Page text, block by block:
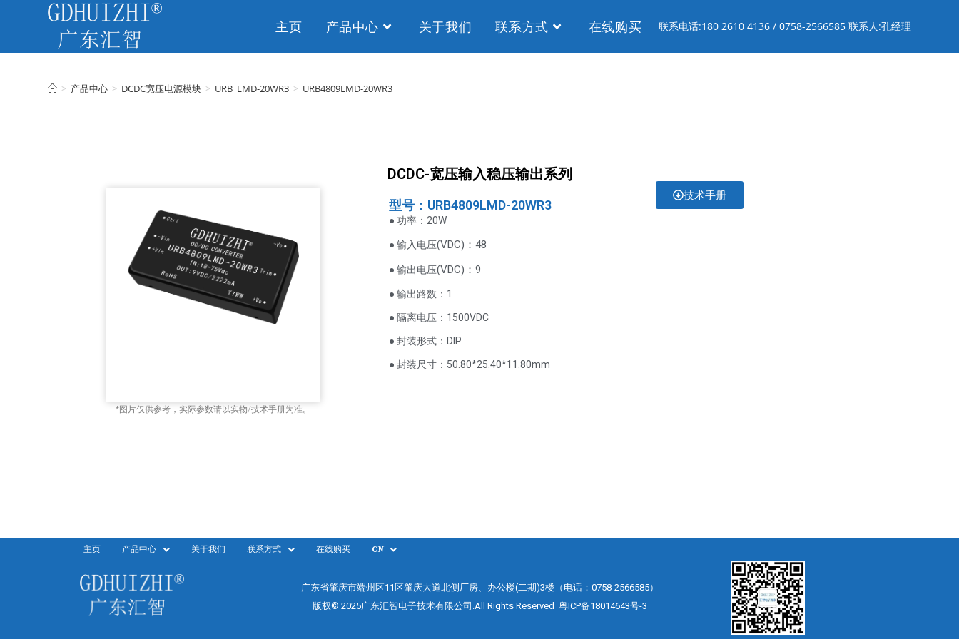
联系电话:180 2610 4136 / 0758-2566585 联系人:孔经理
主页 产品中心 关于我们 联系方式 在线购买
> 产品中心 > DCDC宽压电源模块 > URB_LMD-20WR3 > URB4809LMD-20WR3
DCDC-宽压输入稳压输出系列
*图片仅供参考，实际参数请以实物/技术手册为准。
型号：URB4809LMD-20WR3
● 功率：20W
● 输入电压(VDC)：48
● 输出电压(VDC) ：9
● 输出路数：1
● 隔离电压：1500VDC
● 封装形式：DIP
● 封装尺寸：50.80*25.40*11.80mm
技术手册
主页 产品中心 关于我们 联系方式 在线购买 CN
广东省肇庆市端州区11区肇庆大道北侧厂房、办公楼(二期)3楼（电话：0758-2566585）
版权© 2025广东汇智电子技术有限公司.All Rights Reserved 粤ICP备18014643号-3